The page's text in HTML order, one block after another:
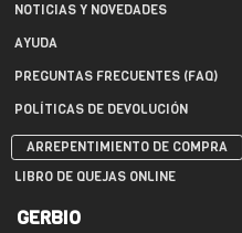
NOTICIAS Y NOVEDADES
AYUDA
PREGUNTAS FRECUENTES (FAQ)
POLÍTICAS DE DEVOLUCIÓN
ARREPENTIMIENTO DE COMPRA
LIBRO DE QUEJAS ONLINE
GERBIO